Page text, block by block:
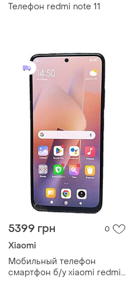
Телефон redmi note 11
5399 грн 0
Xiaomi
Мобильный телефон
смартфон б/у xiaomi redmi